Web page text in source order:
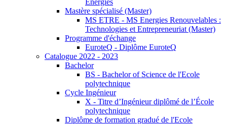
Energies
Mastère spécialisé (Master)
MS ETRE - MS Energies Renouvelables :
Technologies et Entrepreneuriat (Master)
Programme d'échange
EuroteQ - Diplôme EuroteQ
Catalogue 2022 - 2023
Bachelor
BS - Bachelor of Science de l'Ecole
polytechnique
Cycle Ingénieur
X - Titre d’Ingénieur diplômé de l’École
polytechnique
Diplôme de formation gradué de l'Ecole